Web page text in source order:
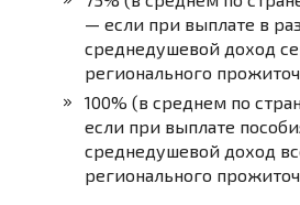
— если при выплате в
среднедушевой доход
регионального
100% (в среднем по
если при выплате
среднедушевой доход
регионального